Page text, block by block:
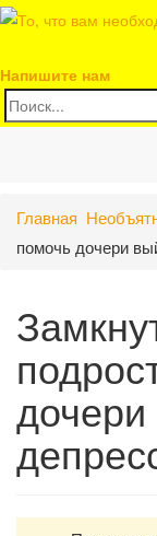
Напишите нам
Главная
помочь дочери